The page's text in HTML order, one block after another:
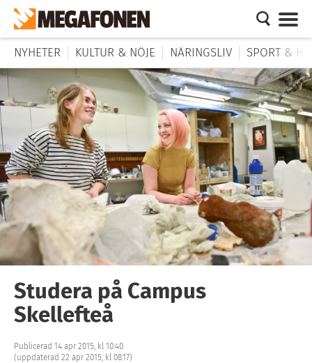
NYHETER KULTUR & NÖJE NÄRINGSLIV SPORT &
Studera på Campus
Skellefteå
Publicerad 14 apr 2015, kl 10:40
(uppdaterad 22 apr 2015, kl 08:17)